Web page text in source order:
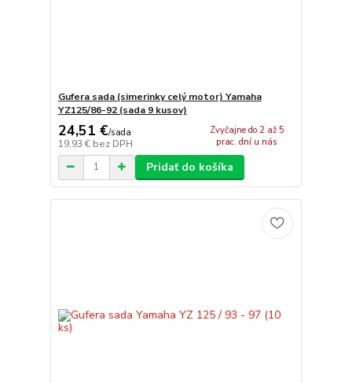
Gufera sada (simerinky celý motor) Yamaha
YZ125/86-92 (sada 9 kusov)
24,51 €/sada
19,93 € bez DPH
Zvyčajne do 2 až 5
prac. dní u nás
Pridať do košíka